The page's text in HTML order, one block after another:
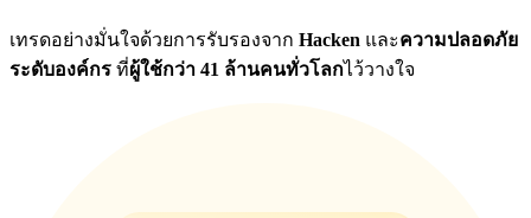
เทรดอย่างมั่นใจด้วยการรับรองจาก Hacken และความปลอดภัย
ระดับองค์กร ที่ผู้ใช้กว่า 41 ล้านคนทั่วโลกไว้วางใจ